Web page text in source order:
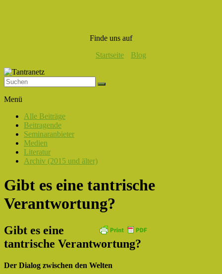
Finde uns auf
Startseite
Blog
Liebe,
Eros
Tantra
Menü
Alle Beiträge
Beitragende
Seminaranbieter
Medien
Literatur
Archiv (2015 und älter)
Gibt es eine tantrische
Verantwortung?
Gibt es eine
tantrische Verantwortung?
Der Dialog zwischen den Welten